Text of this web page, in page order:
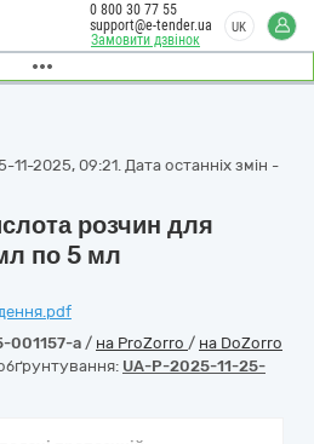
Замовити дзвінок
0 800 30 77 55
support@e-tender.ua
UK
2025, 09:21. Дата останніх змін -
розчин для
по 5 мл
001157-a/ на ProZorro / на DoZorro
UA-P-2025-11-25-